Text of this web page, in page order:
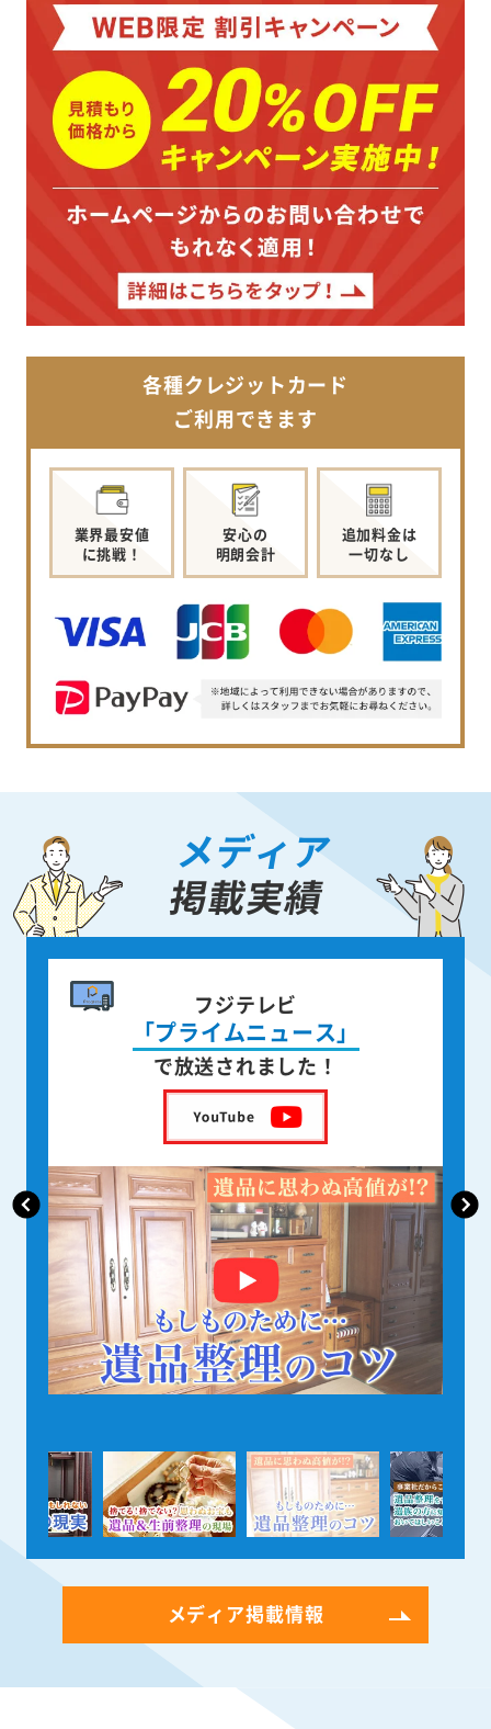
各種クレジットカード
ご利用できます
業界最安値
に挑戦！
安心の
明朗会計
追加料金は
一切なし
メディア
掲載実績
書籍出版
身近な人が
亡くなった後の遺品整理
を出版しました！
メディア掲載情報